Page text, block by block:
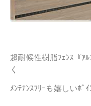
超耐候性樹脂ﾌｪﾝｽ『ｱ
く
ﾒﾝﾃﾅﾝｽﾌﾘｰも嬉しいﾎﾟｲ